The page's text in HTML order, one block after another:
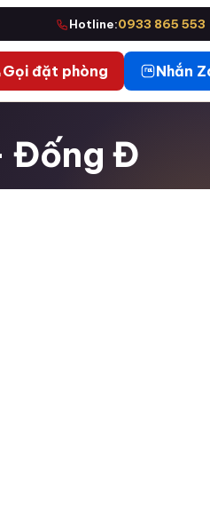
Hotline:0933 865 553
Gọi đặt phòng Nhắn
Đống Đ